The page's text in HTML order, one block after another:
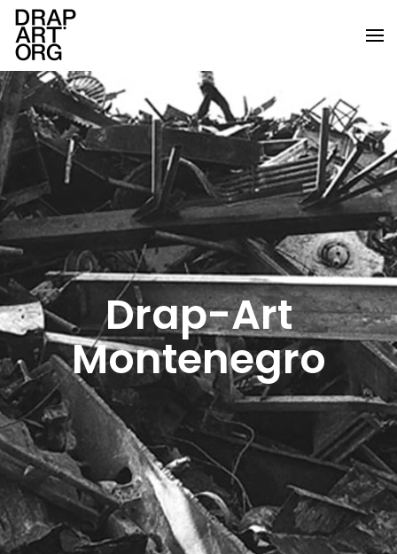
Ir al contenido principal
Drap-Art
Montenegro